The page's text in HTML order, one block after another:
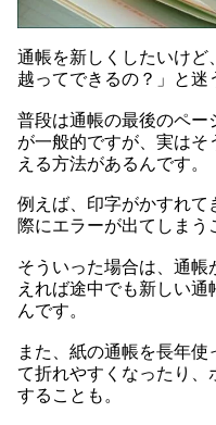
通帳を新しくしたいけど
越ってできるの？」と迷
普段は通帳の最後のペー
が一般的ですが、実は
える方法があるんです。
例えば、印字がかすれて
際にエラーが出てしまう
そういった場合は、通
えれば途中でも新しい
んです。
また、紙の通帳を長年
て折れやすくなったり、
することも。